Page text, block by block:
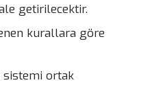
getirilecektir.
kurallara göre
sistemi ortak